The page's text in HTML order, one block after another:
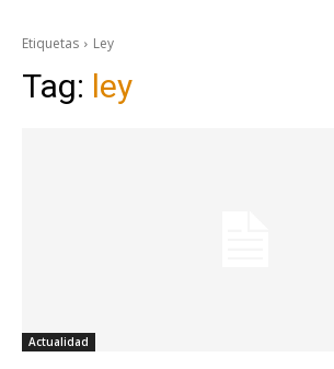
Etiquetas Ley
Tag: ley
Actualidad